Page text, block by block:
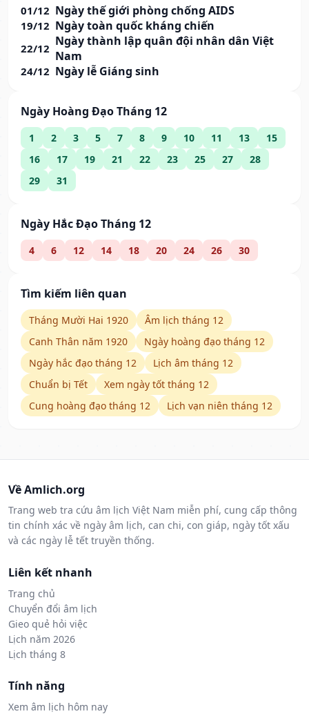
01/12 Ngày thế giới phòng chống AIDS
19/12 Ngày toàn quốc kháng chiến
22/12 Ngày thành lập quân đội nhân dân Việt
Nam
24/12 Ngày lễ Giáng sinh
Ngày Hoàng Đạo Tháng 12
1 2 3 5 7 8 9 10 11 13
15
16
17 19 21 22 23 25 27
28
29
31
Ngày Hắc Đạo Tháng 12
4 6 12 14 18 20 24 26 30
Tìm kiếm liên quan
Tháng Mười Hai 1920
Âm lịch tháng 12
Canh Thân năm 1920
Ngày hoàng đạo tháng 12
Ngày hắc đạo tháng 12
Lịch âm tháng 12
Chuẩn bị Tết
Xem ngày tốt tháng 12
Cung hoàng đạo tháng 12
Lịch vạn niên tháng 12
Về Amlich.org
Trang web tra cứu âm lịch Việt Nam miễn phí, cung cấp thông
tin chính xác về ngày âm lịch, can chi, con giáp, ngày tốt xấu
và các ngày lễ tết truyền thống.
Liên kết nhanh
Trang chủ
Chuyển đổi âm lịch
Gieo quẻ hỏi việc
Lịch năm 2026
Lịch tháng 8
Tính năng
Xem âm lịch hôm nay